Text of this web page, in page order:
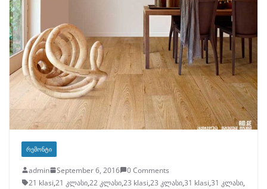
ᲠᲔᲛᲝᲜᲢᲘ
admin September 6, 2016
0 Comments
21 klasi,21 კლასი,22 კლასი,23 klasi,23 კლასი,31 klasi,31 კლასი,